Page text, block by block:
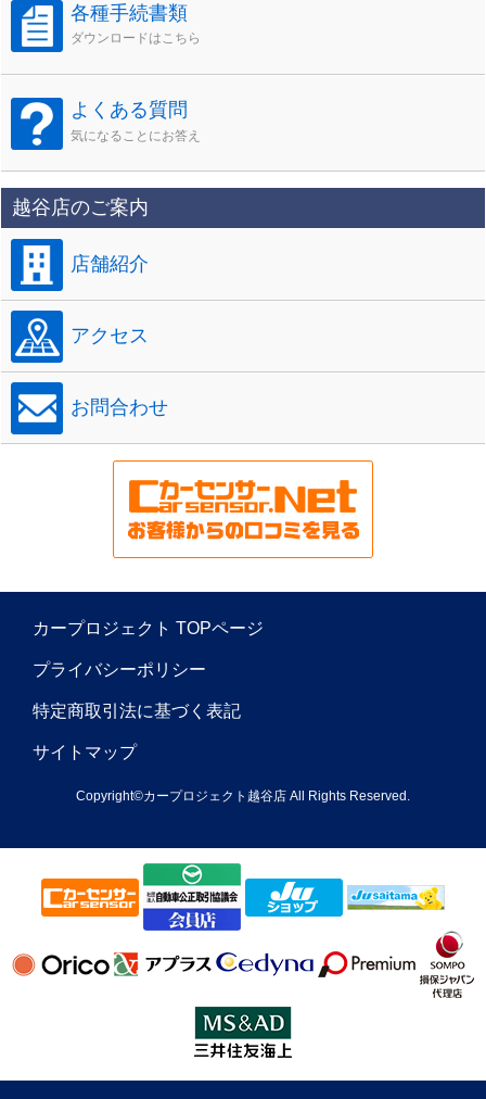
各種手続書類
ダウンロードはこちら
よくある質問
気になることにお答え
越谷店のご案内
店舗紹介
アクセス
お問合わせ
カープロジェクト TOPページ
プライバシーポリシー
特定商取引法に基づく表記
サイトマップ
Copyright©カープロジェクト越谷店 All Rights Reserved.